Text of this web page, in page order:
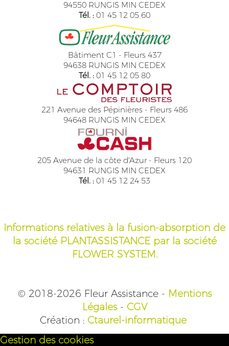
94550 RUNGIS MIN CEDEX
Tél. : 01 45 12 05 60
Bâtiment C1 - Fleurs 437
94638 RUNGIS MIN CEDEX
Tél. : 01 45 12 05 80
221 Avenue des Pépinières - Fleurs 486
94648 RUNGIS MIN CEDEX
205 Avenue de la côte d'Azur - Fleurs 120
94631 RUNGIS MIN CEDEX
Tél. : 01 45 12 24 53
Informations relatives à la fusion-absorption de
la société PLANTASSISTANCE par la société
FLOWER SYSTEM.
© 2018-2026 Fleur Assistance - Mentions
Légales- CGV
Création : Ctaurel-informatique
Gestion des cookies